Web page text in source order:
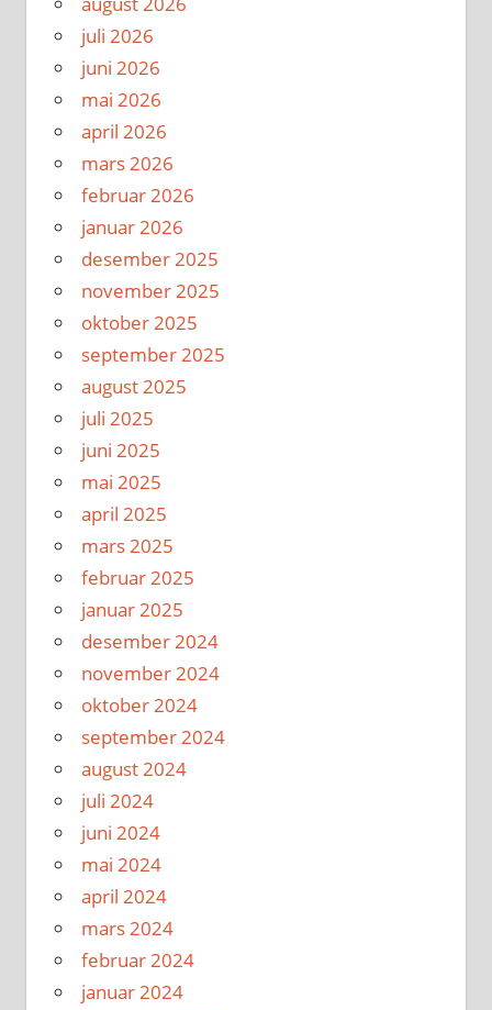
juli 2026
juni 2026
mai 2026
april 2026
mars 2026
februar 2026
januar 2026
desember 2025
november 2025
oktober 2025
september 2025
august 2025
juli 2025
juni 2025
mai 2025
april 2025
mars 2025
februar 2025
januar 2025
desember 2024
november 2024
oktober 2024
september 2024
august 2024
juli 2024
juni 2024
mai 2024
april 2024
mars 2024
februar 2024
januar 2024